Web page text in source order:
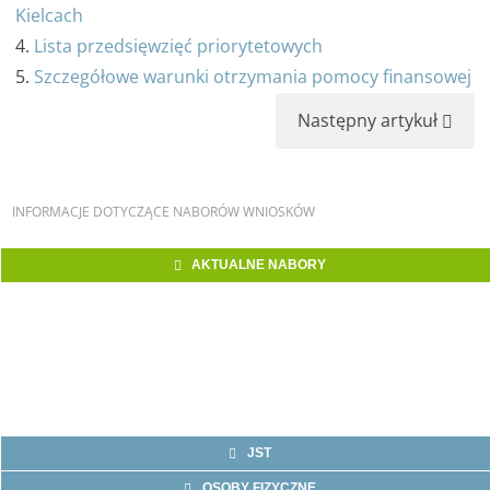
Kielcach
4. Lista przedsięwzięć priorytetowych
5. Szczegółowe warunki otrzymania pomocy finansowej
Następny artykuł
INFORMACJE DOTYCZĄCE NABORÓW WNIOSKÓW
AKTUALNE NABORY
JST